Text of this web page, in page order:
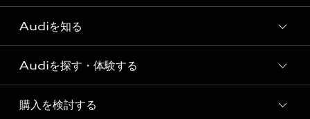
Audiを知る
Audi ブランド
Story of Progress
Audiを探す・体験する
ディーラー検索
購入を検討する